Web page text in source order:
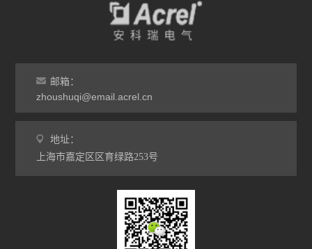
邮箱：
zhoushuqi@email.acrel.cn
地址：
上海市嘉定区区育绿路253号